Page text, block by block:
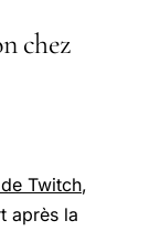
chez
Twitch,
après la